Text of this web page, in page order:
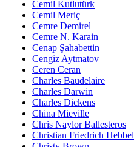
Cemil Kutlutürk
Cemil Meriç
Cemre Demirel
Cemre N. Karain
Cenap Şahabettin
Cengiz Aytmatov
Ceren Ceran
Charles Baudelaire
Charles Darwin
Charles Dickens
China Mieville
Chris Naylor Ballesteros
Christian Friedrich Hebbel